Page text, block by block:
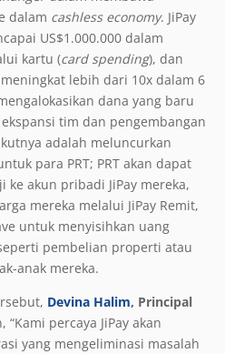
dalam cashless economy. JiPay
US$1.000.000 dalam
kartu (card spending), dan
lebih dari 10x dalam 6
dana yang baru
tim dan pengembangan
adalah meluncurkan
para PRT; PRT akan dapat
ke akun pribadi JiPay mereka,
mereka melalui JiPay Remit,
untuk menyisihkan uang
pembelian properti atau
anak mereka.
Devina Halim, Principal
“Kami percaya JiPay akan
yang mengeliminasi masalah